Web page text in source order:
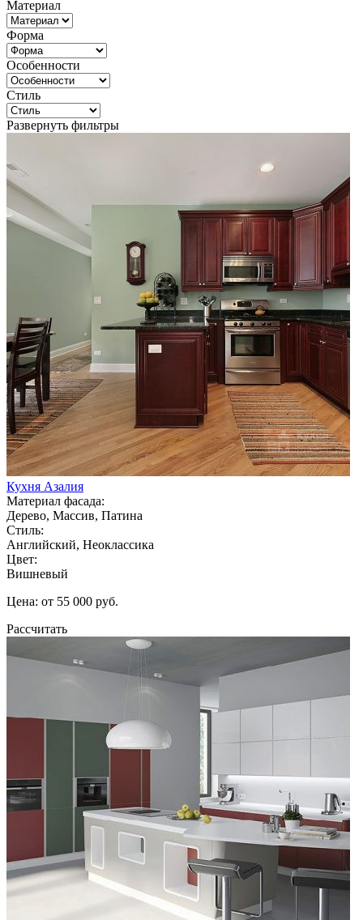
Материал
Форма
Особенности
Стиль
Развернуть фильтры
Кухня Азалия
Материал фасада:
Дерево, Массив, Патина
Стиль:
Английский, Неоклассика
Цвет:
Вишневый
Цена: от 55 000 руб.
Рассчитать